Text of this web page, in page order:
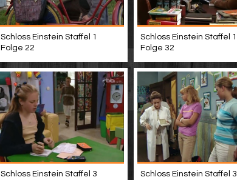
Schloss Einstein Staffel 1
Folge 22
Schloss Einstein Staffel 1
Folge 32
Schloss Einstein Staffel 3
Schloss Einstein Staffel 3